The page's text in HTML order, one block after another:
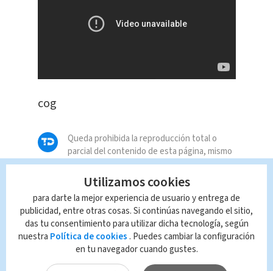
cog
Queda prohibida la reproducción total o
parcial del contenido de esta página, mismo
que es propiedad de TELEDIARIO; su
reproducción no autorizada constituye una
infracción y un delito de conformidad con las
leyes aplicables.
Utilizamos cookies
para darte la mejor experiencia de usuario y entrega de
publicidad, entre otras cosas. Si continúas navegando el sitio,
das tu consentimiento para utilizar dicha tecnología, según
nuestra Política de cookies . Puedes cambiar la configuración
en tu navegador cuando gustes.